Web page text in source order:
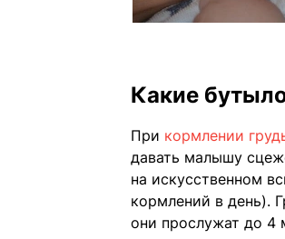
Какие
При кормлении
давать малышу
на искусственном
кормлений в день).
они прослужат до 4